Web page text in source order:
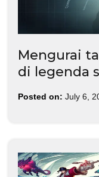
Mengurai
di legenda
Posted on: July 6,